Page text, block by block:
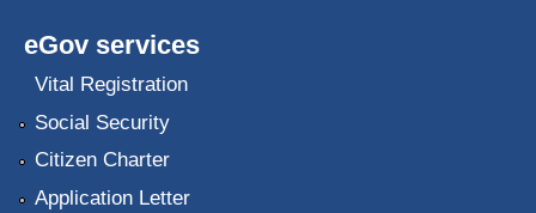
eGov services
Vital Registration
Social Security
Citizen Charter
Application Letter